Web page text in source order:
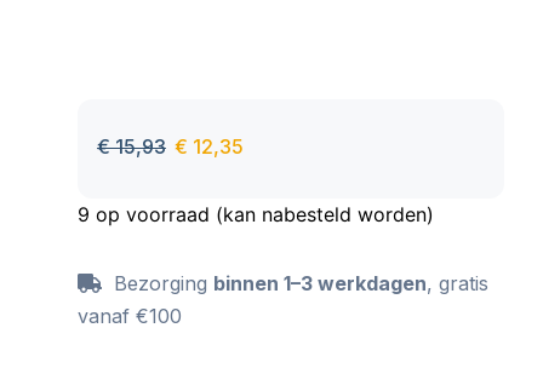
€15,93 € 12,35
9 op voorraad (kan nabesteld worden)
Bezorging binnen 1–3 werkdagen, gratis
vanaf €100